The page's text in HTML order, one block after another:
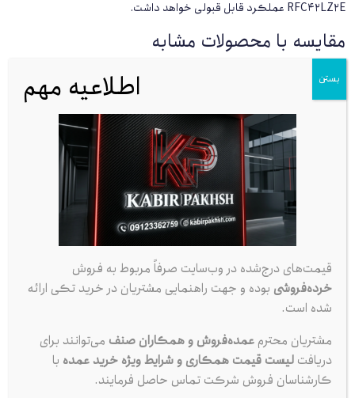
RFC42LZ2E عملکرد قابل قبولی خواهد داشت.
مقایسه با محصولات مشابه
گزینه‌هایی مانند NGK BKR6E، بوش FR7DC+ و Denso K20PR-U11 نیز
بهترین سازگاری را با نقشه ECU و نوع احتراق دارد. مدل‌های دیگر ممکن
است نیاز به تنظیم بیشتر یا بازه تعویض کوتاه‌تری داشته باشند.
خرید از فروشگاه کبیر پخش
فروشگاه کبیر پخش به‌عنوان یکی از تأمین‌کنندگان اصلی شمع خودرو،
را با ضمانت اصالت و تست فنی قبل از ارسال
عرضه می‌کند. ارسال سفارش در تهران کمتر از ۳ ساعت زمان می‌برد و در
شهرستان‌ها طی ۲۴ ساعت انجام می‌شود. خریداران عمده می‌توانند از
تخفیف پلکانی و پشتیبانی فنی نیز بهره‌مند شوند.
جمع‌بندی
اگر به‌دنبال شمعی دقیق، بادوام و کاملاً هماهنگ با خودروهای پژو،
سمند، تندر ۹۰ یا شورولت اپیکا هستید،
شمع EYQUEM RFC42LZ2E
بهترین انتخاب شما خواهد بود. با خرید از فروشگاه کبیر پخش، اطمینان
اطلاعیه مهم
قیمت‌های درج‌شده در وب‌سایت صرفاً مربوط به فروش
خرده‌فروشی بوده و جهت راهنمایی مشتریان در خرید تکی ارائه
شده است.
مشتریان محترمعمده‌فروش و همکاران صنف می‌توانند برای
دریافتلیست قیمت همکاری و شرایط ویژه خرید عمده با
کارشناسان فروش شرکت تماس حاصل فرمایند.
بستن